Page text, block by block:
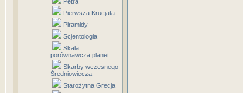
Pierwsza Krucjata
Piramidy
Scjentologia
Skala
porównawcza planet
Skarby wczesnego
Średniowiecza
Starożytna Grecja